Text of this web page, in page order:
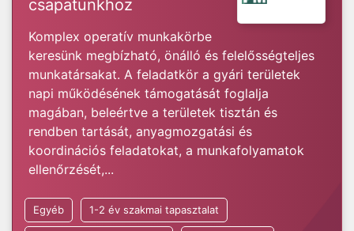
csapatunkhoz
Komplex operatív munkakörbe
keresünk megbízható, önálló és felelősségteljes
munkatársakat. A feladatkör a gyári területek
napi működésének támogatását foglalja
magában, beleértve a területek tisztán és
rendben tartását, anyagmozgatási és
koordinációs feladatokat, a munkafolyamatok
ellenőrzését,...
Egyéb 1-2 év szakmai tapasztalat